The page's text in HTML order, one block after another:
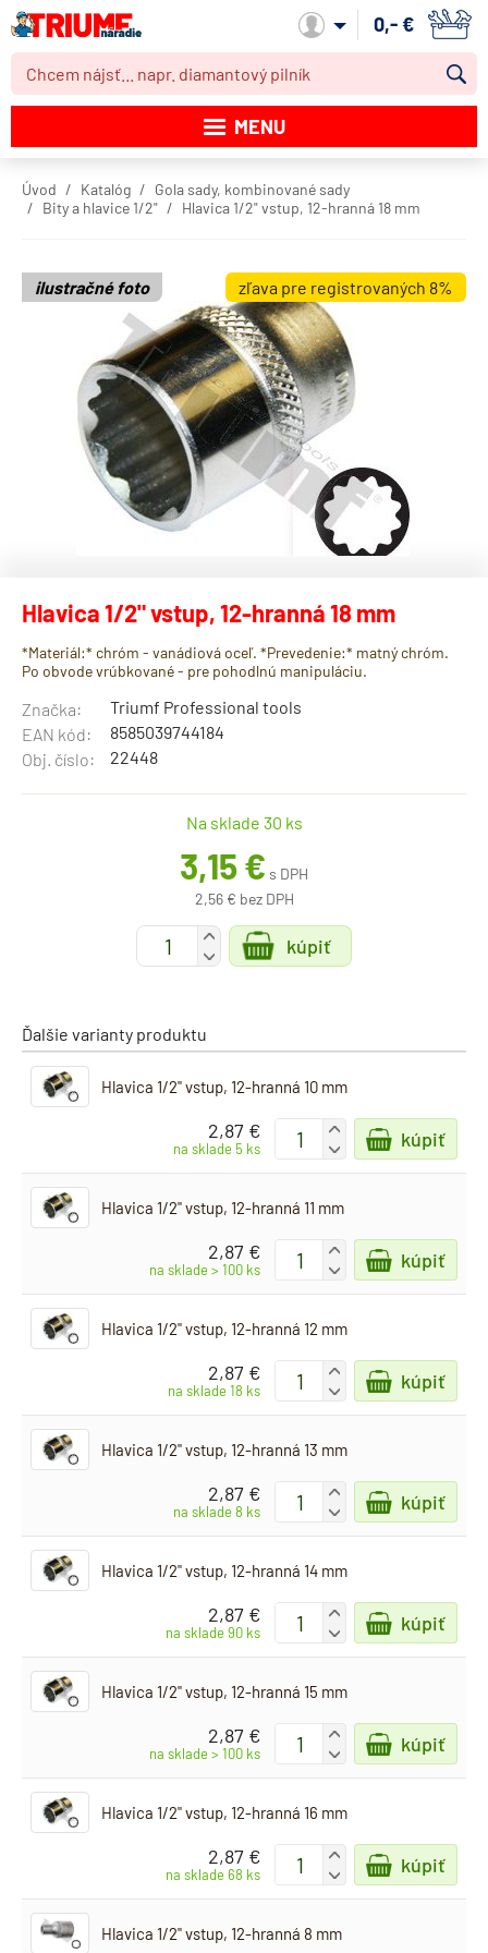
Môj účet
0,- €
MENU
Akcie
Výpredaj
Obchodné podmienky
Dodacie podmienky
Kontakt
Úvod Katalóg
Gola sady, kombinované sady
Bity a hlavice 1/2"
Hlavica 1/2" vstup, 12-hranná 18 mm
zľava pre registrovaných 8%
ilustračné foto
Hlavica 1/2" vstup, 12-hranná 18 mm
*Materiál:* chróm - vanádiová oceľ. *Prevedenie:* matný chróm.
Po obvode vrúbkované - pre pohodlnú manipuláciu.
Značka:
Triumf Professional tools
EAN kód:
8585039744184
Obj. číslo:
22448
Na sklade 30 ks
3,15 € s DPH
2,56 € bez DPH
+
-
kúpiť
Ďalšie varianty produktu
Hlavica 1/2" vstup, 12-hranná 10 mm
2,87 €
na sklade 5 ks
+
-
kúpiť
Hlavica 1/2" vstup, 12-hranná 11 mm
2,87 €
na sklade > 100 ks
+
-
kúpiť
Hlavica 1/2" vstup, 12-hranná 12 mm
2,87 €
na sklade 18 ks
+
-
kúpiť
Hlavica 1/2" vstup, 12-hranná 13 mm
2,87 €
na sklade 8 ks
+
-
kúpiť
Hlavica 1/2" vstup, 12-hranná 14 mm
2,87 €
na sklade 90 ks
+
-
kúpiť
Hlavica 1/2" vstup, 12-hranná 15 mm
2,87 €
na sklade > 100 ks
+
-
kúpiť
Hlavica 1/2" vstup, 12-hranná 16 mm
2,87 €
na sklade 68 ks
+
-
kúpiť
Hlavica 1/2" vstup, 12-hranná 8 mm